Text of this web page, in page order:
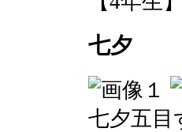
七夕
七夕五目